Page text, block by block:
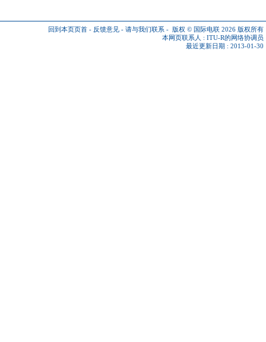
回到本页页首 - 反馈意见 - 请与我们联系 - 版权 © 国际电联 2026 版权所有
本网页联系人 : ITU-R的网络协调员
最近更新日期 : 2013-01-30